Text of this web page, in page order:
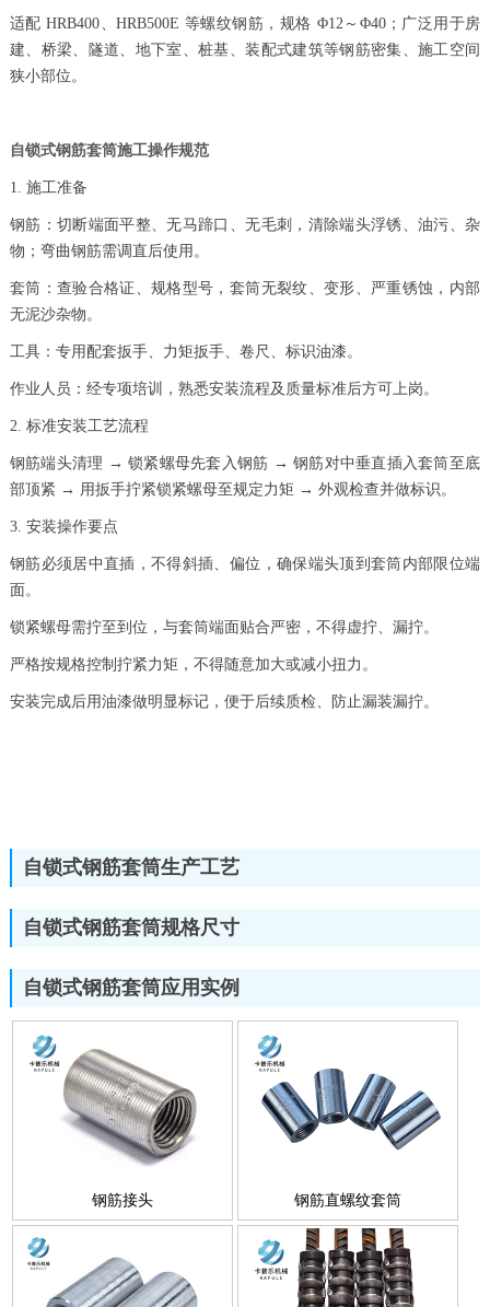
适配 HRB400、HRB500E 等螺纹钢筋，规格 Φ12～Φ40；广泛用于房
建、桥梁、隧道、地下室、桩基、装配式建筑等钢筋密集、施工空间
狭小部位。
自锁式钢筋套筒施工操作规范
1. 施工准备
钢筋：切断端面平整、无马蹄口、无毛刺，清除端头浮锈、油污、杂
物；弯曲钢筋需调直后使用。
套筒：查验合格证、规格型号，套筒无裂纹、变形、严重锈蚀，内部
无泥沙杂物。
工具：专用配套扳手、力矩扳手、卷尺、标识油漆。
作业人员：经专项培训，熟悉安装流程及质量标准后方可上岗。
2. 标准安装工艺流程
钢筋端头清理 → 锁紧螺母先套入钢筋 → 钢筋对中垂直插入套筒至底
部顶紧 → 用扳手拧紧锁紧螺母至规定力矩 → 外观检查并做标识。
3. 安装操作要点
钢筋必须居中直插，不得斜插、偏位，确保端头顶到套筒内部限位端
面。
锁紧螺母需拧至到位，与套筒端面贴合严密，不得虚拧、漏拧。
严格按规格控制拧紧力矩，不得随意加大或减小扭力。
安装完成后用油漆做明显标记，便于后续质检、防止漏装漏拧。
自锁式钢筋套筒生产工艺
自锁式钢筋套筒规格尺寸
自锁式钢筋套筒应用实例
钢筋接头 钢筋直螺纹套筒